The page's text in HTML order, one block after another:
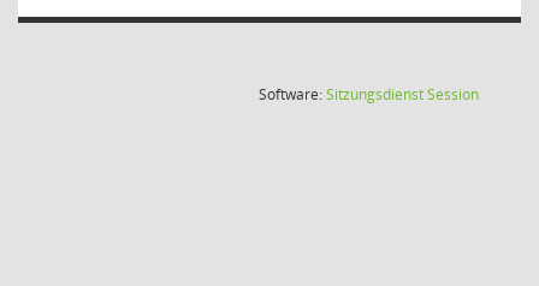
Software:SitzungsdienstSession(Wird in